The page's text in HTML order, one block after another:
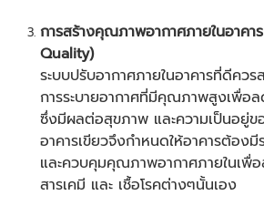
การสร้างคุณภาพอากาศภายในอาค
Quality)
ระบบปรับอากาศภายในอาคารที่ดีควร
การระบายอากาศที่มีคุณภาพสูงเพื่อ
ซึ่งมีผลต่อสุขภาพ และความเป็นอยู่ข
อาคารเขียวจึงกำหนดให้อาคารต้องมี
และควบคุมคุณภาพอากาศภายในเพื่
สารเคมี และ เชื้อโรคต่างๆนั้นเอง